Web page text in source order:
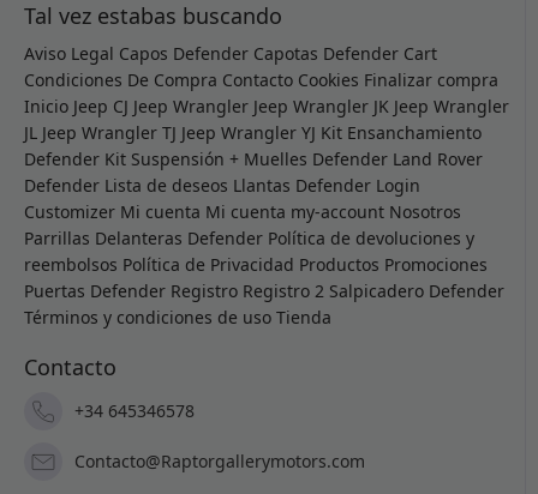
Tal vez estabas buscando
Aviso Legal Capos Defender Capotas Defender Cart
Condiciones De Compra Contacto Cookies Finalizar compra
Inicio Jeep CJ Jeep Wrangler Jeep Wrangler JK Jeep Wrangler
JL Jeep Wrangler TJ Jeep Wrangler YJ Kit Ensanchamiento
Defender Kit Suspensión + Muelles Defender Land Rover
Defender Lista de deseos Llantas Defender Login
Customizer Mi cuenta Mi cuenta my-account Nosotros
Parrillas Delanteras Defender Política de devoluciones y
reembolsos Política de Privacidad Productos Promociones
Puertas Defender Registro Registro 2 Salpicadero Defender
Términos y condiciones de uso Tienda
Contacto
+34 645346578
Contacto@Raptorgallerymotors.com